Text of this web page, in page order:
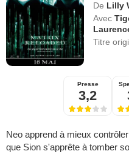
De Lilly
Avec
Titre
Presse
3,2
Neo apprend à mieux
que Sion s'apprête à tomber